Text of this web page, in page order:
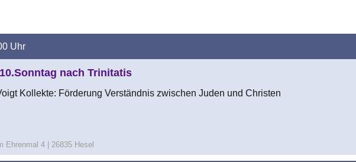
Uhr
nach Trinitatis
Kollekte: Förderung Verständnis zwischen Juden und Christen
Ehrenmal 4 | 26835 Hesel